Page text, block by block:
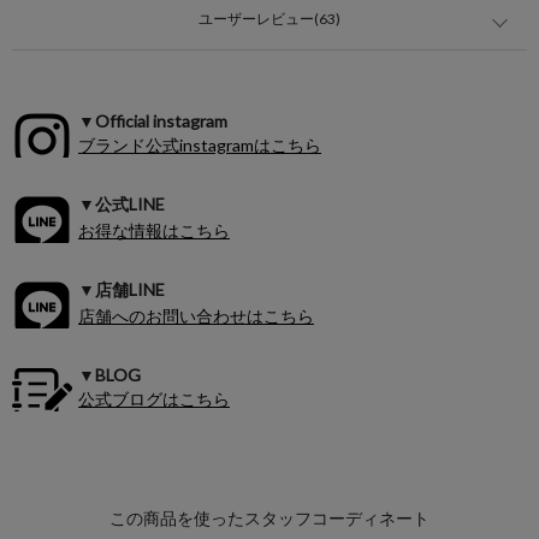
ユーザーレビュー(63)
▼Official instagram
ブランド公式instagramはこちら
▼公式LINE
お得な情報はこちら
▼店舗LINE
店舗へのお問い合わせはこちら
▼BLOG
公式ブログはこちら